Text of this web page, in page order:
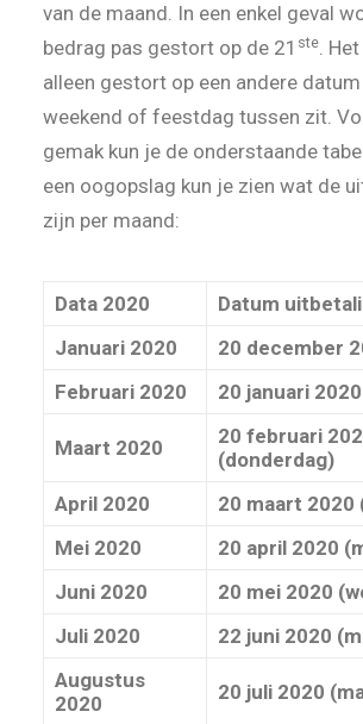
van de maand. In een enkel geval
bedrag pas gestort op de 21 ste.
alleen gestort op een andere
weekend of feestdag tussen zit.
gemak kun je de onderstaande
een oogopslag kun je zien wat de
zijn per maand:
Data 2020
Datum
Januari 2020
20 december
Februari 2020
20 januari
Maart 2020
20 februari
(donderdag)
April 2020
20 maart 2020
Mei 2020
20 april 2020
Juni 2020
20 mei 2020
Juli 2020
22 juni 2020
Augustus
2020
20 juli 2020